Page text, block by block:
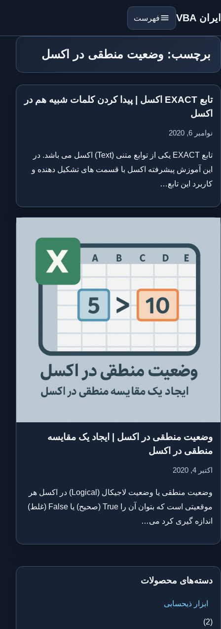
ایران VBA فهرست
برچسب: وضعیت منطقی در اکسل
تابع EXACT اکسل | پیدا کردن کلمات شبیه هم در
اکسل
نوامبر 6, 2020
تابع EXACT یکی از توابع متنی (Text) اکسل می باشد. در
این آموزش پیشرفته اکسل با قسمت های تشکیل دهنده و
کاربرد این تابع…
وضعیت منطقی در اکسل | ایجاد یک مقایسه
منطقی در اکسل
اکتبر 4, 2020
وضعیت منطقی یا وضعیت لاجیکال (Logical) در اکسل هر
موقعیتی است که بتوان آن را True (صحیح) یا False (غلط)
اندازه گیری کرد می…
دسته‌های محصولات
ابزار ذیحسابی
(2)